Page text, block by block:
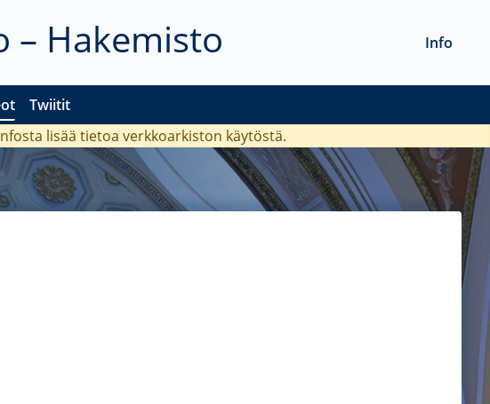
– Hakemisto
Twiitit
Info
lisää tietoa verkkoarkiston käytöstä.